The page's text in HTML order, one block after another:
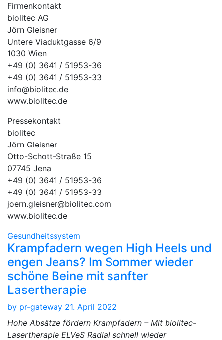
Firmenkontakt
biolitec AG
Jörn Gleisner
Untere Viaduktgasse 6/9
1030 Wien
+49 (0) 3641 / 51953-36
+49 (0) 3641 / 51953-33
info@biolitec.de
www.biolitec.de
Pressekontakt
biolitec
Jörn Gleisner
Otto-Schott-Straße 15
07745 Jena
+49 (0) 3641 / 51953-36
+49 (0) 3641 / 51953-33
joern.gleisner@biolitec.com
www.biolitec.de
Gesundheitssystem
Krampfadern wegen High Heels und
engen Jeans? Im Sommer wieder
schöne Beine mit sanfter
Lasertherapie
by pr-gateway 21. April 2022
Hohe Absätze fördern Krampfadern – Mit biolitec-
Lasertherapie ELVeS Radial schnell wieder